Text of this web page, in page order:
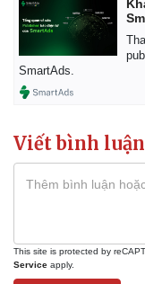
SmartAds.
Viết bình luận
This site is protected by
Service apply.